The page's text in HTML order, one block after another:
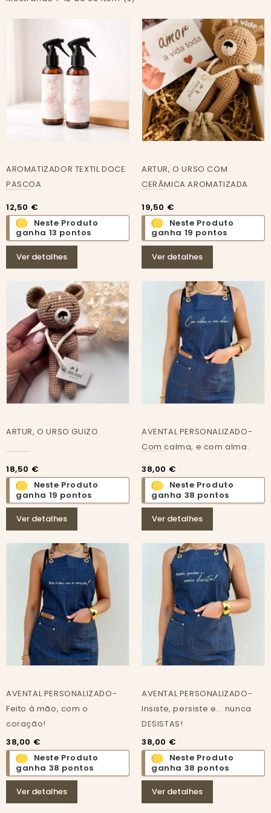
AROMATIZADOR TEXTIL DOCE
PASCOA
12,50 €
Neste Produto
ganha 13 pontos
Ver detalhes
ARTUR, O URSO COM
CERÂMICA AROMATIZADA
19,50 €
Neste Produto
ganha 19 pontos
Ver detalhes
ARTUR, O URSO GUIZO
18,50 €
Neste Produto
ganha 19 pontos
Ver detalhes
AVENTAL PERSONALIZADO-
Com calma, e com alma.
38,00 €
Neste Produto
ganha 38 pontos
Ver detalhes
AVENTAL PERSONALIZADO-
Feito à mão, com o
coração!
38,00 €
Neste Produto
ganha 38 pontos
Ver detalhes
AVENTAL PERSONALIZADO-
Insiste, persiste e... nunca
DESISTAS!
38,00 €
Neste Produto
ganha 38 pontos
Ver detalhes